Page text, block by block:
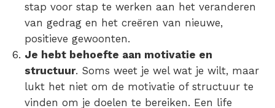
stap voor stap te werken aan het veranderen
van gedrag en het creëren van nieuwe,
positieve gewoonten.
Je hebt behoefte aan motivatie en
structuur. Soms weet je wel wat je wilt, maar
lukt het niet om de motivatie of structuur te
vinden om je doelen te bereiken. Een life